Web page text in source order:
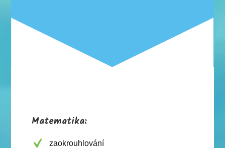
Matematika:
zaokrouhlování